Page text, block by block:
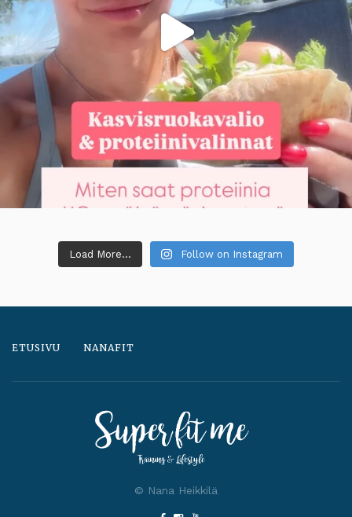
Load More... Follow on Instagram
ETUSIVU NANAFIT
© Nana Heikkilä